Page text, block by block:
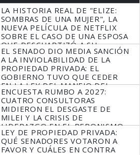
LA HISTORIA REAL DE "ELIZE:
SOMBRAS DE UNA MUJER", LA
NUEVA PELÍCULA DE NETFLIX
SOBRE EL CASO DE UNA ESPOSA
QUE DESCUARTIZÓ A SU
MARIDO
EL SENADO DIO MEDIA SANCIÓN
A LA INVIOLABILIDAD DE LA
PROPIEDAD PRIVADA: EL
GOBIERNO TUVO QUE CEDER
EN LA LEY DEL MANEJO DEL
FUEGO
ENCUESTA RUMBO A 2027:
CUATRO CONSULTORAS
MIDIERON EL DESGASTE DE
MILEI Y LA CRISIS DE
LIDERAZGO EN EL PERONISMO
LEY DE PROPIEDAD PRIVADA:
QUÉ SENADORES VOTARON A
FAVOR Y CUÁLES EN CONTRA